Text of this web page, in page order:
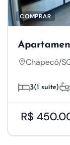
COMPRAR
Chapecó/
3(1 suíte)
R$